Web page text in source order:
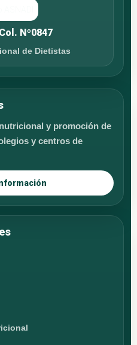
Nº0847
de Dietistas
y promoción de
y centros de